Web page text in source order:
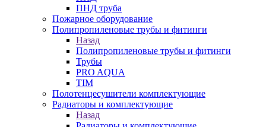
ПНД труба
Пожарное оборудование
Полипропиленовые трубы и фитинги
Назад
Полипропиленовые трубы и фитинги
Трубы
PRO AQUA
TIM
Полотенцесушители комплектующие
Радиаторы и комплектующие
Назад